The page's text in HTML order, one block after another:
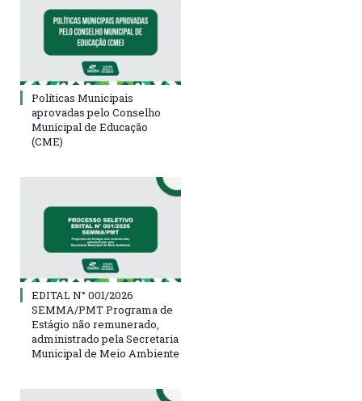
Políticas Municipais
aprovadas pelo Conselho
Municipal de Educação
(CME)
EDITAL N° 001/2026
SEMMA/PMT Programa de
Estágio não remunerado,
administrado pela Secretaria
Municipal de Meio Ambiente